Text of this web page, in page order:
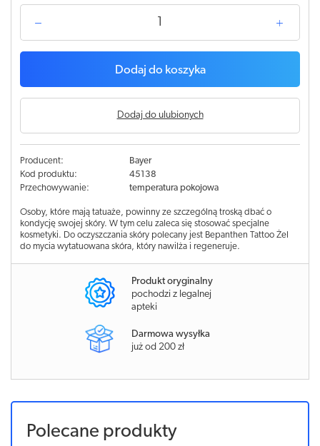
Dodaj do koszyka
Dodaj do ulubionych
Producent:
Bayer
Kod produktu:
45138
Przechowywanie:
temperatura pokojowa
Osoby, które mają tatuaże, powinny ze szczególną troską dbać o
kondycję swojej skóry. W tym celu zaleca się stosować specjalne
kosmetyki. Do oczyszczania skóry polecany jest Bepanthen Tattoo Żel
do mycia wytatuowana skóra, który nawilża i regeneruje.
Produkt oryginalny
pochodzi z legalnej
apteki
Darmowa wysyłka
już od 200 zł
Polecane produkty